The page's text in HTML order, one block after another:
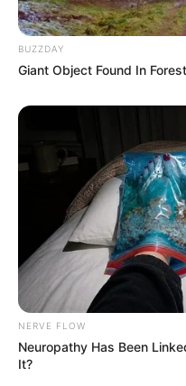
10 Desain Kanopi
Tidur, Serasa
Kamar Raja
Tampil Lebih
BUZZDAY
Giant Object Found In
NERVE FLOW
Neuropathy Has Been
It?